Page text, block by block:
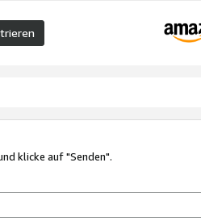
klicke auf "Senden".